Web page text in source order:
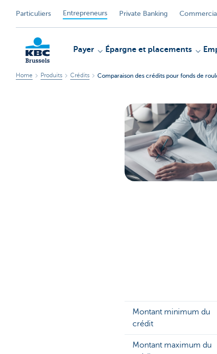
Particuliers Entrepreneurs Private Banking
Payer Épargne et placements
Home Produits Crédits Comparaison des crédits pour fonds de
Montant minimum du
crédit
Montant maximum du